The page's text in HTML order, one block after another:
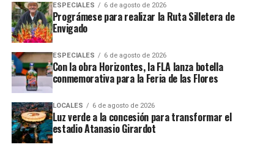
ESPECIALES 6 de agosto de 2026
Prográmese para realizar la Ruta Silletera de
Envigado
ESPECIALES 6 de agosto de 2026
Con la obra Horizontes, la FLA lanza botella
conmemorativa para la Feria de las Flores
LOCALES 6 de agosto de 2026
Luz verde a la concesión para transformar el
estadio Atanasio Girardot